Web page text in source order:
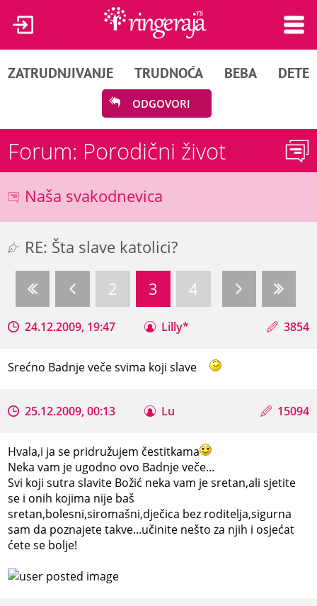
ZATRUDNJIVANJE TRUDNOĆA BEBA DETE
ODGOVORI
Forum: Porodični život
Naša svakodnevica
RE: Šta slave katolici?
2
3 4
24.12.2009, 19:47 Lilly* 3854
Srećno Badnje veče svima koji slave
25.12.2009, 00:13 Lu 15094
Hvala,i ja se pridružujem čestitkama
Neka vam je ugodno ovo Badnje veče...
Svi koji sutra slavite Božić neka vam je sretan,ali sjetite
se i onih kojima nije baš
sretan,bolesni,siromašni,dječica bez roditelja,sigurna
sam da poznajete takve...učinite nešto za njih i osjećat
ćete se bolje!